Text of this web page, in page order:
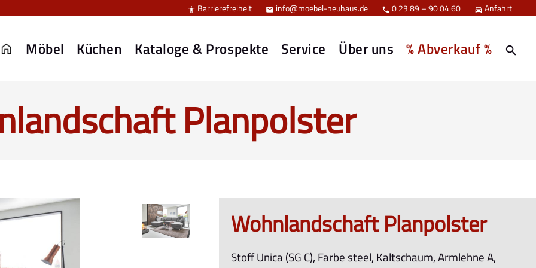
 Barrierefreiheit  info@moebel-neuhaus.de  0 23 89 – 90 04 60  Anfahrt
Möbel Küchen Kataloge & Prospekte Service Über uns % Abverkauf %
Planpolster
Wohnlandschaft Planpolster
Stoff Unica (SG C), Farbe steel, Kaltschaum, Armlehne A,